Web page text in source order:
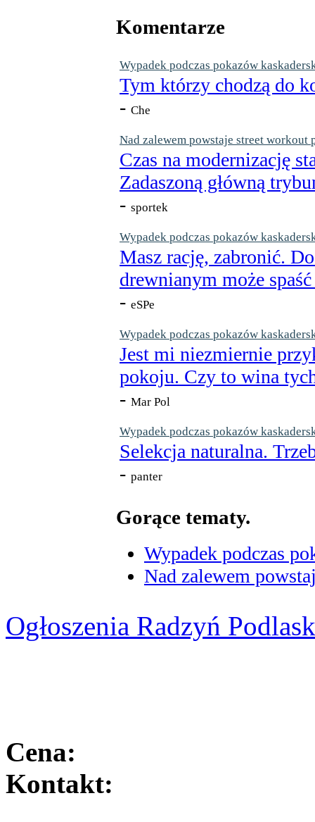
Komentarze
Wypadek podczas pokazów
Tym którzy chodzą do
- Che
Nad zalewem powstaje street workout
Czas na modernizację
Zadaszoną główną
- sportek
Wypadek podczas pokazów
Masz rację, zabronić.
drewnianym może
- eSPe
Wypadek podczas pokazów
Jest mi niezmiernie
pokoju. Czy to wina
- Mar Pol
Wypadek podczas pokazów
Selekcja naturalna.
- panter
Gorące tematy.
Wypadek podczas
Nad zalewem
Ogłoszenia Radzyń
Cena:
Kontakt: